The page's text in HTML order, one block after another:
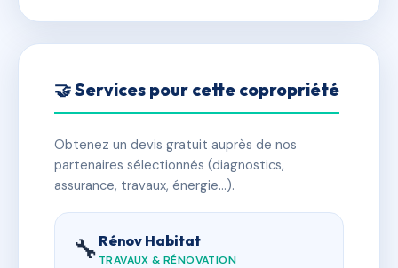
🤝 Services pour cette copropriété
Obtenez un devis gratuit auprès de nos
partenaires sélectionnés (diagnostics,
assurance, travaux, énergie…).
🔧 Rénov Habitat
TRAVAUX & RÉNOVATION